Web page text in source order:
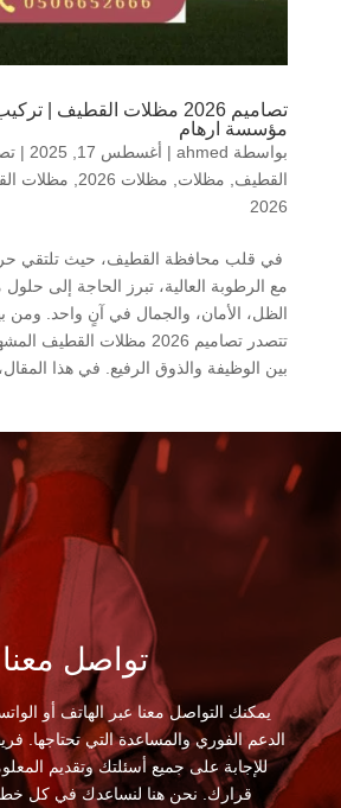
تصاميم 2026 مظلات القطيف |
مؤسسة ارهام
بواسطة ahmed
| أغسطس 17, 2025 |
القطيف, مظلات, مظلات 2026 , مظلات
2026
في قلب محافظة القطيف، حيث تلتقي
مع الرطوبة العالية، تبرز الحاجة إلى حلول
الظل، الأمان، والجمال في آنٍ واحد. ومن
تتصدر تصاميم 2026 مظلات
بين الوظيفة والذوق الرفيع. في هذا
تواصل معنا
يمكنك التواصل معنا عبر الهاتف أو
الدعم الفوري والمساعدة التي تحتاجها.
للإجابة على جميع أسئلتك وتقديم
قرارك. نحن هنا لنساعدك في كل